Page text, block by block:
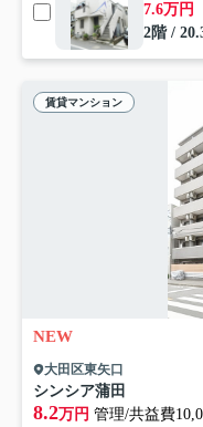
7.6万円
2階 /
賃貸マンション
NEW
大田区東矢口
シンシア蒲田
8.2万円 管理/共益費